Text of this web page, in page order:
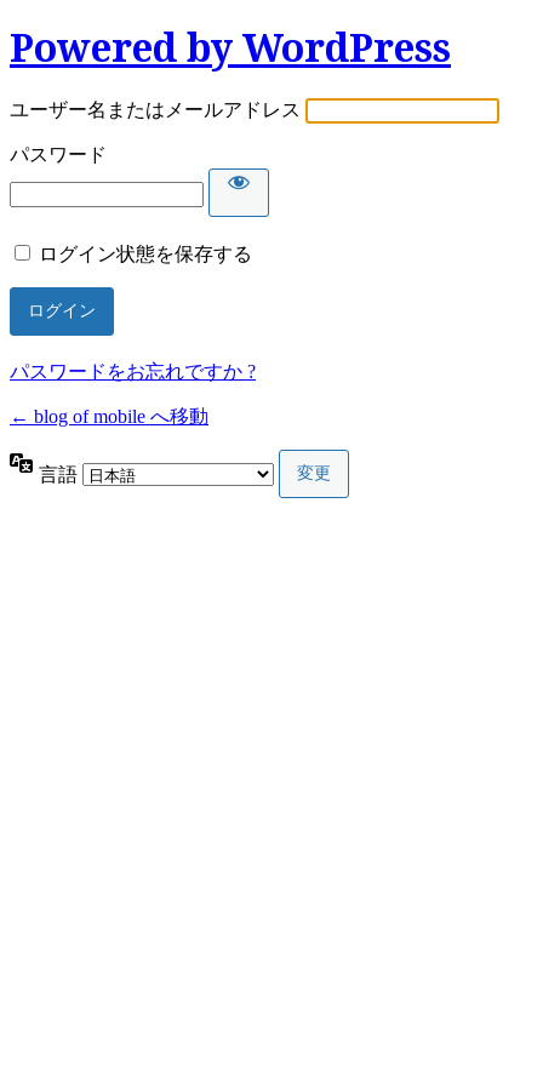
Powered by WordPress
ユーザー名またはメールアドレス
パスワード
ログイン状態を保存する
パスワードをお忘れですか ?
← blog of mobile へ移動
言語